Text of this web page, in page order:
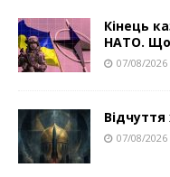
Кінець
НАТО. Що
07/08/2026
Відчуття
07/08/2026